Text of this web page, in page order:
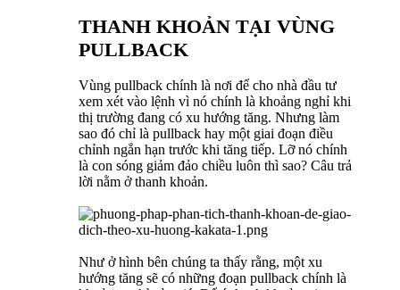
THANH KHOẢN TẠI VÙNG
PULLBACK
Vùng pullback chính là nơi để cho nhà đầu tư
xem xét vào lệnh vì nó chính là khoảng nghỉ khi
thị trường đang có xu hướng tăng. Nhưng làm
sao đó chỉ là pullback hay một giai đoạn điều
chỉnh ngắn hạn trước khi tăng tiếp. Lỡ nó chính
là con sóng giảm đảo chiều luôn thì sao? Câu trả
lời nằm ở thanh khoản.
Như ở hình bên chúng ta thấy rằng, một xu
hướng tăng sẽ có những đoạn pullback chính là